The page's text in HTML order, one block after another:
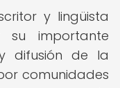
y lingüista
su importante
difusión de la
comunidades